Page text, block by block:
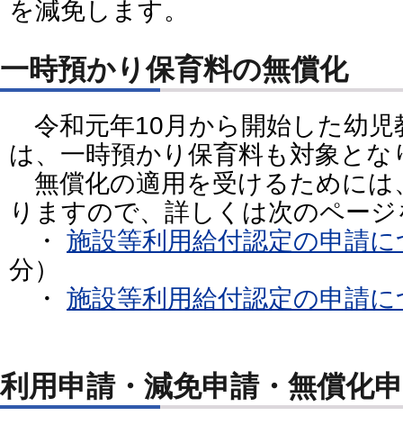
を減免します。
一時預かり保育料の無償化
令和元年10月から開始した幼児
は、一時預かり保育料も対象とな
無償化の適用を受けるためには
りますので、詳しくは次のペー
・ 施設等利用給付認定の申請
分）
・ 施設等利用給付認定の申請
利用申請・減免申請・無償化